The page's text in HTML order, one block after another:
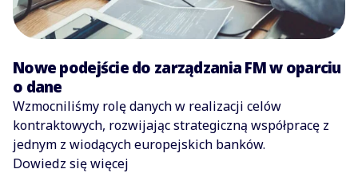
Nowe podejście do zarządzania FM w oparciu
o dane
Wzmocniliśmy rolę danych w realizacji celów
kontraktowych, rozwijając strategiczną współpracę z
jednym z wiodących europejskich banków.
Dowiedz się więcej